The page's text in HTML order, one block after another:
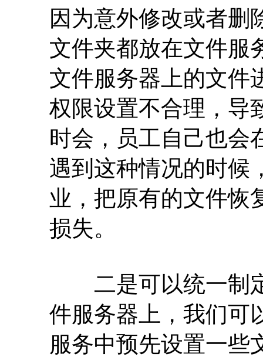
因为意外修改或者删
文件夹都放在文件服
文件服务器上的文件
权限设置不合理，导
时会，员工自己也会
遇到这种情况的时候
业，把原有的文件恢
损失。
二是可以统一制定
件服务器上，我们可
服务中预先设置一些